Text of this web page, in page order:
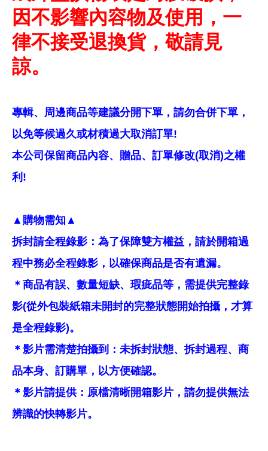
因不影響內容物及使用，一
律不接受退換貨，敬請見
諒。
專輯、周邊商品等建議分開下單，請勿合併下單，
以免等候過久或材積過大取消訂單!
本公司保留商品內容、贈品、訂單修改(取消)之權
利!
▲購物需知▲
拆封請全程錄影：為了保障雙方權益，請於開箱過
程中務必全程錄影，以確保商品是否有遺漏。
＊商品有誤、數量短缺、瑕疵品等，需提供完整錄
影(從外包裝紙箱未開封的完整狀態開始拍攝，才算
是全程錄影)。
＊影片需清楚拍攝到：未拆封狀態、拆封過程、商
品本身、訂購單，以方便確認。
＊影片請提供：原檔清晰開箱影片，請勿提供無法
辨識的快轉影片。